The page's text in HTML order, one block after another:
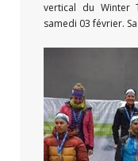
vertical du Winter
samedi 03 février.